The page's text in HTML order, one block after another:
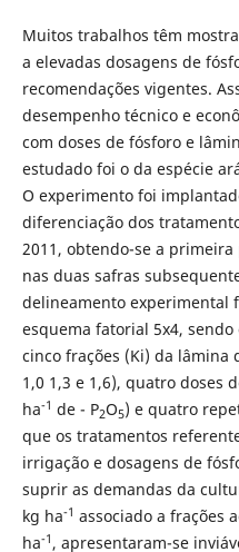
Muitos trabalhos têm
a elevadas dosagens de
recomendações vigentes.
desempenho técnico e
com doses de fósforo e
estudado foi o da espécie
O experimento foi
diferenciação dos
2011, obtendo-se a
nas duas safras
delineamento experimental
esquema fatorial 5x4,
cinco frações (Ki) da lâmina
1,0 1,3 e 1,6), quatro doses
ha-1 de - P2O5) e quatro
que os tratamentos
irrigação e dosagens de
suprir as demandas da
kg ha-1 associado a frações
ha-1 , apresentaram-se